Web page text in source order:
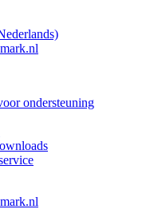
ondersteuning